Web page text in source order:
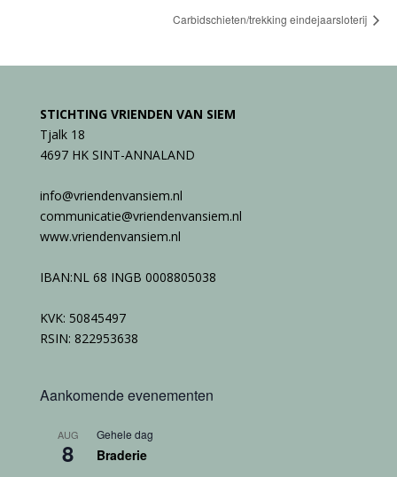
Carbidschieten/trekking eindejaarsloterij
STICHTING VRIENDEN VAN SIEM
Tjalk 18
4697 HK SINT-ANNALAND
info@vriendenvansiem.nl
communicatie@vriendenvansiem.nl
www.vriendenvansiem.nl
IBAN:NL 68 INGB 0008805038
KVK: 50845497
RSIN: 822953638
Aankomende evenementen
AUG
8
Gehele dag
Braderie